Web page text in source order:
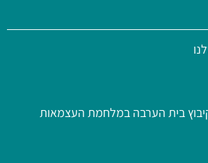
בית הערבה במלחמת העצמאות